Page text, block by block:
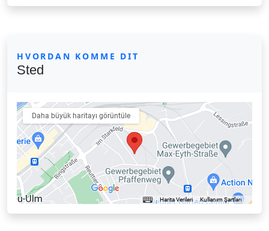
HVORDAN KOMME DIT
Sted